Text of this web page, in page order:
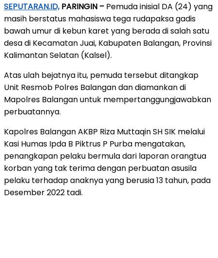
SEPUTARAN.ID,PARINGIN – Pemuda inisial DA (24) yang
masih berstatus mahasiswa tega rudapaksa gadis
bawah umur di kebun karet yang berada di salah satu
desa di Kecamatan Juai, Kabupaten Balangan, Provinsi
Kalimantan Selatan (Kalsel).
Atas ulah bejatnya itu, pemuda tersebut ditangkap
Unit Resmob Polres Balangan dan diamankan di
Mapolres Balangan untuk mempertanggungjawabkan
perbuatannya.
Kapolres Balangan AKBP Riza Muttaqin SH SIK melalui
Kasi Humas Ipda B Piktrus P Purba mengatakan,
penangkapan pelaku bermula dari laporan orangtua
korban yang tak terima dengan perbuatan asusila
pelaku terhadap anaknya yang berusia 13 tahun, pada
Desember 2022 tadi.